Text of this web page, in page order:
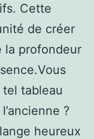
Cette
de créer
la profondeur
tableau
?
heureux